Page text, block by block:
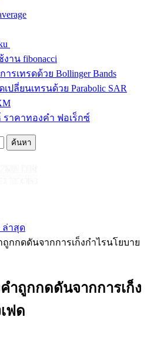
าน fibonacci
รเทรดด้วย Bollinger Bands
ปลี่ยนเทรนด้วย Parabolic SAR
าคาทองคำ ฟอเร็กซ์
ล่าสุด
กกดดันจากการเก็งกำไรนโยบาย
ำถูกกดดันจากการเก็ง
ฟด